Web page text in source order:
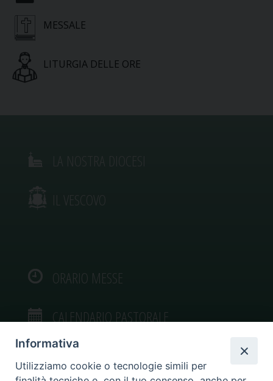
MESSALE
LITURGIA DELLE ORE
IL VESCOVO
ORARIO MESSE
CALENDARIO PASTORALE
Informativa
Utilizziamo cookie o tecnologie simili per